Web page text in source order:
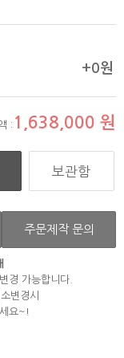
+0원
: 1,638,000 원
보관함
주문제작 문의
경 가능합니다.
변경시
요~!